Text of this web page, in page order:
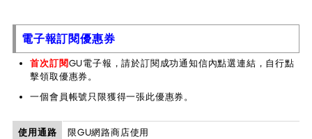
電子報訂閱優惠券
首次訂閱GU電子報，請於訂閱成功通知信內點選連結，自行點
擊領取優惠券。
一個會員帳號只限獲得一張此優惠券。
使用通路
限GU網路商店使用